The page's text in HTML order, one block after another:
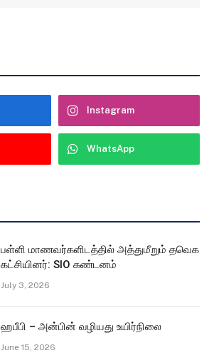
Instagram
WhatsApp
பள்ளி மாணவர்களிடத்தில் அத்துமீறும் தவெக
கட்சியினர்: SIO கண்டனம்
July 3, 2026
ஹபீபி – அன்பின் வழியது உயிர்நிலை
June 15, 2026